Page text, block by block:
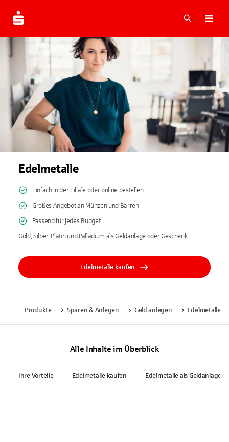
Suche
Edelmetalle
Einfach in der Filiale oder online bestellen
Großes Angebot an Münzen und Barren
Passend für jedes Budget
Gold, Silber, Platin und Palladium als Geldanlage oder Geschenk
Edelmetalle kaufen
Produkte Sparen & Anlegen Geld anlegen Edelmetalle
Alle Inhalte im Überblick
Ihre Vorteile Edelmetalle kaufen Edelmetalle als Geldanlage